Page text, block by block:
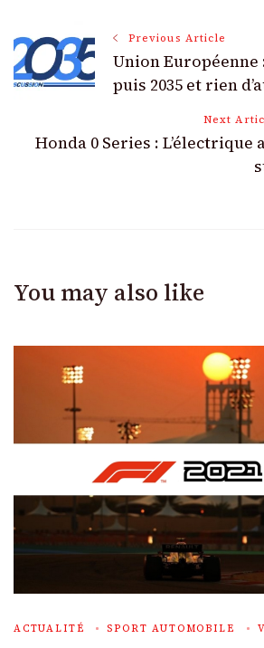
Post
Navigation
Previous Article
Union Européenne
puis 2035 et rien
Next
Honda 0 Series : L’électrique
You may also like
ACTUALITÉ SPORT AUTOMOBILE